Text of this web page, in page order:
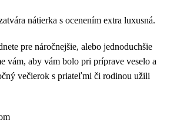
nátierka s ocenením extra luxusná.
pre náročnejšie, alebo jednoduchšie
vám, aby vám bolo pri príprave veselo a
večierok s priateľmi či rodinou užili